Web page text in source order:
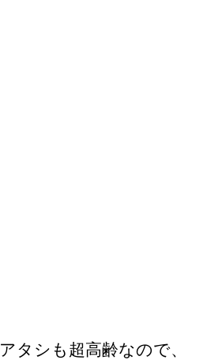
アタシも超高齢なので、